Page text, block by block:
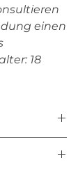
einen
18
%